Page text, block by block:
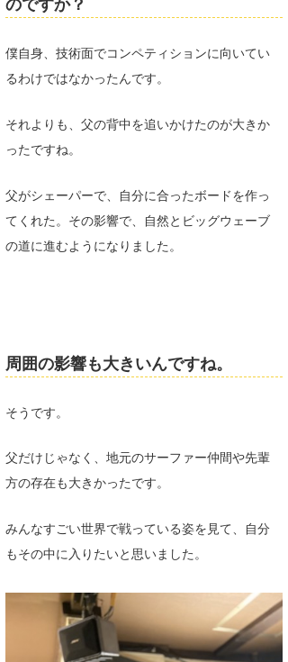
僕自身、技術面でコンペティションに向いてい
るわけではなかったんです。
それよりも、父の背中を追いかけたのが大きか
ったですね。
父がシェーパーで、自分に合ったボードを作っ
てくれた。その影響で、自然とビッグウェーブ
の道に進むようになりました。
周囲の影響も大きいんですね。
そうです。
父だけじゃなく、地元のサーファー仲間や先輩
方の存在も大きかったです。
みんなすごい世界で戦っている姿を見て、自分
もその中に入りたいと思いました。